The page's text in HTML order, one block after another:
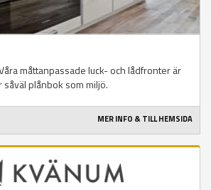
måttanpassade luck- och lådfronter är
plånbok som miljö.
MER INFO & TILL HEMSIDA